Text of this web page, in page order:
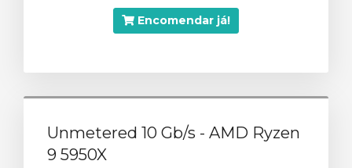
Encomendar já!
Unmetered 10 Gb/s - AMD Ryzen
9 5950X